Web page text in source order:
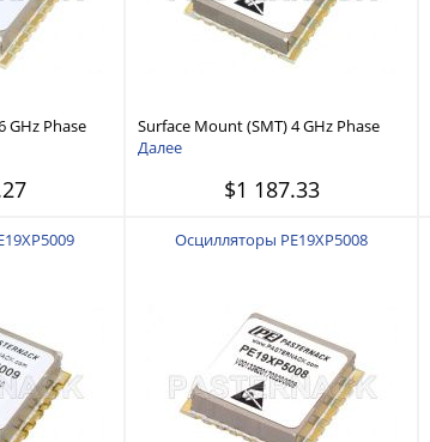
GHz Phase
External
Surface Mount (SMT) 4 GHz Phase
Locked Oscillator, 100 MHz External
inch Package
Далее
$1 187.33
Осцилляторы PE19XP5008